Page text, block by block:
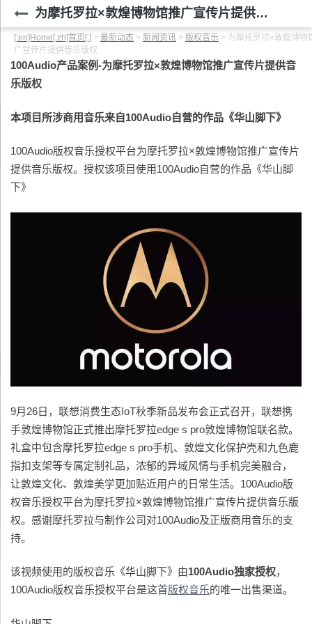
为摩托罗拉×敦煌博物馆推广宣传片提供音乐版权
[:en]Home[:zh]首页[:] > 最新动态 > 新闻资讯 > 版权音乐 > 为摩托罗拉×敦煌博物
广宣传片提供音乐版权
100Audio产品案例-为摩托罗拉×敦煌博物馆推广宣传片提供音
乐版权
本项目所涉商用音乐来自100Audio自营的作品《华山脚下》
100Audio版权音乐授权平台为摩托罗拉×敦煌博物馆推广宣传片
提供音乐版权。授权该项目使用100Audio自营的作品《华山脚
下》
9月26日，联想消费生态IoT秋季新品发布会正式召开，联想携
手敦煌博物馆正式推出摩托罗拉edge s pro敦煌博物馆联名款。
礼盒中包含摩托罗拉edge s pro手机、敦煌文化保护壳和九色鹿
指扣支架等专属定制礼品，浓郁的异域风情与手机完美融合，
让敦煌文化、敦煌美学更加贴近用户的日常生活。100Audio版
权音乐授权平台为摩托罗拉×敦煌博物馆推广宣传片提供音乐版
权。感谢摩托罗拉与制作公司对100Audio及正版商用音乐的支
持。
该视频使用的版权音乐《华山脚下》由100Audio独家授权，
100Audio版权音乐授权平台是这首版权音乐的唯一出售渠道。